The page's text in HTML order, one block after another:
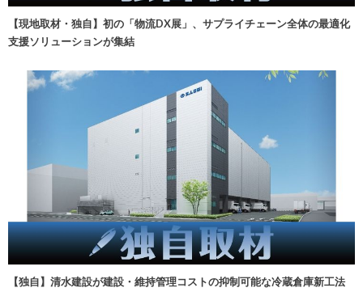
【現地取材・独自】初の「物流DX展」、サプライチェーン全体の最適化
支援ソリューションが集結
【独自】清水建設が建設・維持管理コストの抑制可能な冷蔵倉庫新工法